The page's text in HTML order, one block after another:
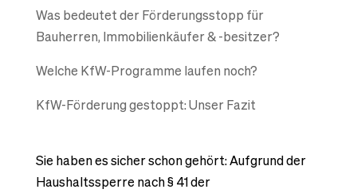
Was bedeutet der Förderungsstopp für
Bauherren, Immobilienkäufer & -besitzer?
Welche KfW-Programme laufen noch?
KfW-Förderung gestoppt: Unser Fazit
Sie haben es sicher schon gehört: Aufgrund der
Haushaltssperre nach § 41 der